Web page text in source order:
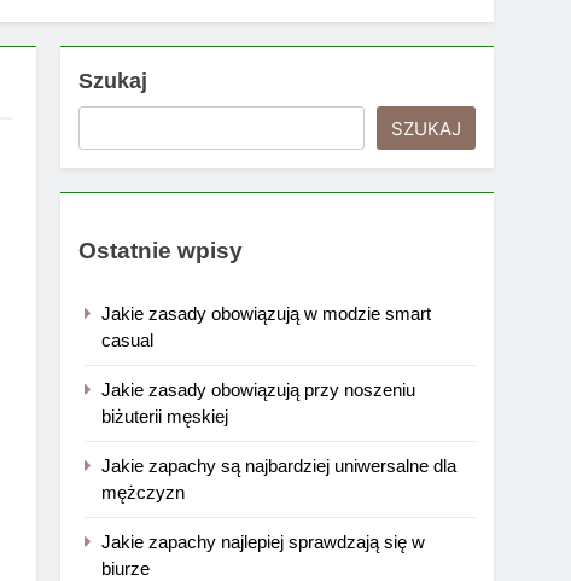
Szukaj
SZUKAJ
Ostatnie wpisy
Jakie zasady obowiązują w modzie smart
casual
Jakie zasady obowiązują przy noszeniu
biżuterii męskiej
Jakie zapachy są najbardziej uniwersalne dla
mężczyzn
Jakie zapachy najlepiej sprawdzają się w
biurze